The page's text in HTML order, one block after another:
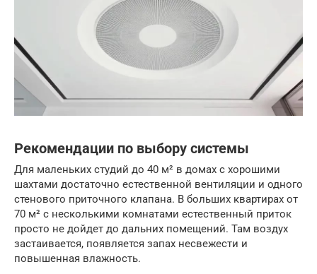
Рекомендации по выбору системы
Для маленьких студий до 40 м² в домах с хорошими
шахтами достаточно естественной вентиляции и одного
стенового приточного клапана. В больших квартирах от
70 м² с несколькими комнатами естественный приток
просто не дойдет до дальних помещений. Там воздух
застаивается, появляется запах несвежести и
повышенная влажность.